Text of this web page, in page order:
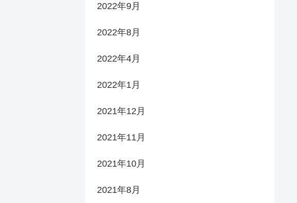
2022年9月
2022年8月
2022年4月
2022年1月
2021年12月
2021年11月
2021年10月
2021年8月